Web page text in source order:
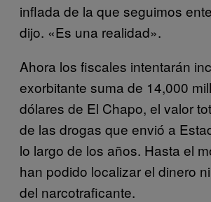
inflada de la que seguimos
dijo. «Es una realidad».
Ahora los fiscales intentarán
exorbitante suma de 14,000
dólares de El Chapo, el valor
de las drogas que envió a
lo largo de los años. Hasta el
han podido localizar el dinero
del narcotraficante.